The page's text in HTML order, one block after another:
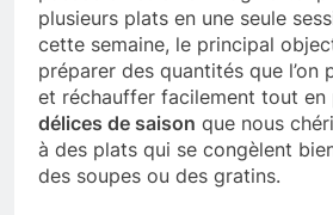
plusieurs plats en une seule
cette semaine, le principal
préparer des quantités que l’on
et réchauffer facilement tout en
délices de saison que nous
à des plats qui se congèlent
des soupes ou des gratins.